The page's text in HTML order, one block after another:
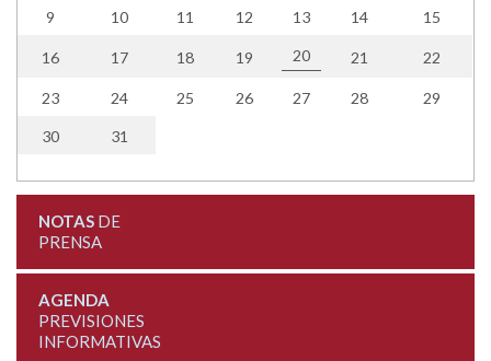
9 10 11 12 13 14 15
16 17 18 19 20 21 22
23 24 25 26 27 28 29
30 31
NOTASDE
PRENSA
AGENDA
PREVISIONES
INFORMATIVAS